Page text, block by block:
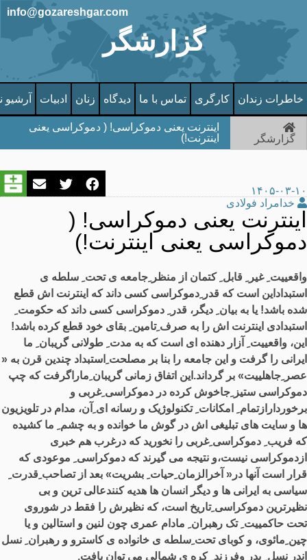
گزارشگر
info@gozareshgar.com
خاطرات زندان کارگری تماس با ما دیدگاه زنان ادبیات آرشیو
گزارشگر
اینترنت یعنی دموکراسی! ( دموکراسی یعنی
اینترنت!)
۱۴۰۵-۰۳-۱۰
خدامراد فولادی
اینترنت یعنی دموکراسی! (
دموکراسی یعنی اینترنت!)
واقعییت ِ غیر ِ قابل ِ کتمان از منظر ِجامعه ی تحت ِ سلطه ی
استبداداین است که قدر ِدموکراسی کسی داند که اینترنت اش قطع
شده باشد! یا به بیان ِ دیگر، قدر ِ دموکراسی کسی داند که حکومت ِ
استبدادی اینترنت اش را به صرف ِتامین ِ بقای خود قطع کرده باشد!
این، واقعییت ِ آزار دهنده ای است که به مدت ِ طولانی گریبان ِ ما
ایرانی را گرفت و این جامعه را بنا بر مصلحت ِاستبداد چندین قرن به «
عصر ِجاهلییت» بر گرداند.این اتفاق زمانی گریبان ِماراگرفت که چپ
ِدموکراسی ستیز ِجاخوش کرده در دموکراسی ِغربی و
برخوردارازتمام ِ امکانات ِ تکنولوژیک و رسانه ای ِآن، مدام در تلویزیون
ها و سایت های تبلیغی اش در گوش ما خوانده و به چشم ِ ما کشیده
که فریب ِ دموکراسی ِغربی را نخورید که درغرب هم خبری
ازدموکراسی نیست،و نتیجه می گیرند که دموکراسی ِ موعودی که
قرار است آنها در« آخرالزمان ِحیات ِ بشریت» بعد از تصاحب ِقدرت ِ
سیاسی به ایرانی ها و دیگر انسان ها هدیه کنندعالی ترین و بی
نظیرترین دموکراسی ِتاریخ است، که نظیرش را فقط در شوروی
ِتحت حاکمییت ِ تک رهبران ِ مادام عمری چون لنین و استالین و یا
چین ِمائوی، و کوبای تحت ِسلطه ی خانواده ی کاسترو و رهبران ِ نسل
اندر نسل ِ پدر وفرزند ِ کره ی شمالی می توان یافت.